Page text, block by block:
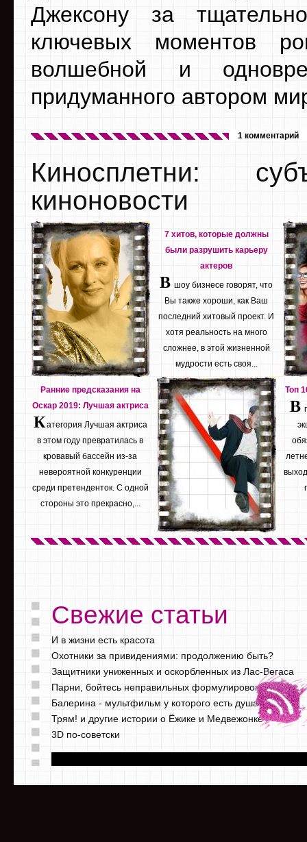
Джексону за
ключевых моментов
волшебной и
придуманного автором
1 комментарий
Киносплетни:
киноновости
Ранние предсказания на
Оскар 2019: Лучшая актриса
Категория Лучшая актриса
в этом году превратилась в
кровавый бассейн из-за
невероятной конкуренции
среди претенденток. С одной
стороны это прекрасно,...
7 хитов, которые должны
были разрушить карьеру
актеров
В шоу бизнесе говорят, что
Вы также хороши, как Ваш
последний хитовый проект. И
хотя реальность на много
сложнее, в этой жизненной
мудрости есть своя...
Топ
В
Свежие статьи
И в жизни есть красота
Охотники за привидениями: продолжению быть?
Защитники униженных и оскорбленных из Лас-Вегаса
Парни, бойтесь неправильных формулировок
Балерина - мультфильм у которого есть душа
Трям! и другие истории о Ёжике и Медвежонке
3D по-советски